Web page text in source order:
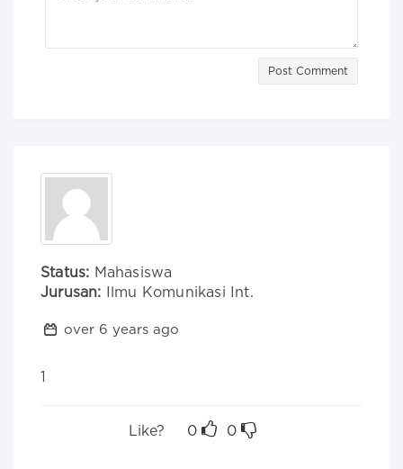
Post Comment
Status: Mahasiswa
Jurusan: Ilmu Komunikasi Int.
over 6 years ago
1
Like? 0 0